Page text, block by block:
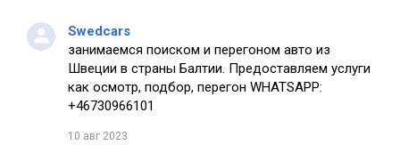
Swedcars
занимаемся поиском и перегоном авто из
Швеции в страны Балтии. Предоставляем услуги
как осмотр, подбор, перегон WHATSAPP:
+46730966101
10 авг 2023